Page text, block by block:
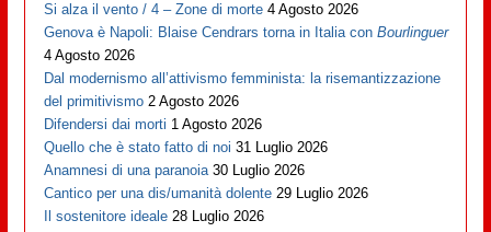
Si alza il vento / 4 – Zone di morte 4 Agosto 2026
Genova è Napoli: Blaise Cendrars torna in Italia conBourlinguer
4 Agosto 2026
Dal modernismo all’attivismo femminista: la risemantizzazione
del primitivismo 2 Agosto 2026
Difendersi dai morti 1 Agosto 2026
Quello che è stato fatto di noi 31 Luglio 2026
Anamnesi di una paranoia 30 Luglio 2026
Cantico per una dis/umanità dolente 29 Luglio 2026
Il sostenitore ideale 28 Luglio 2026